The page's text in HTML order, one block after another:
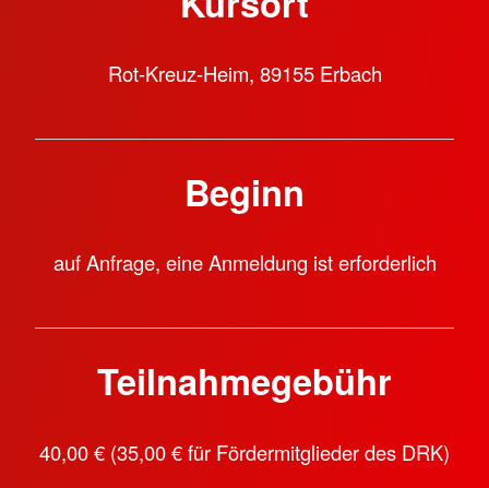
Rot-Kreuz-Heim, 89155 Erbach
Beginn
auf Anfrage, eine Anmeldung ist erforderlich
Teilnahmegebühr
40,00 € (35,00 € für Fördermitglieder des DRK)